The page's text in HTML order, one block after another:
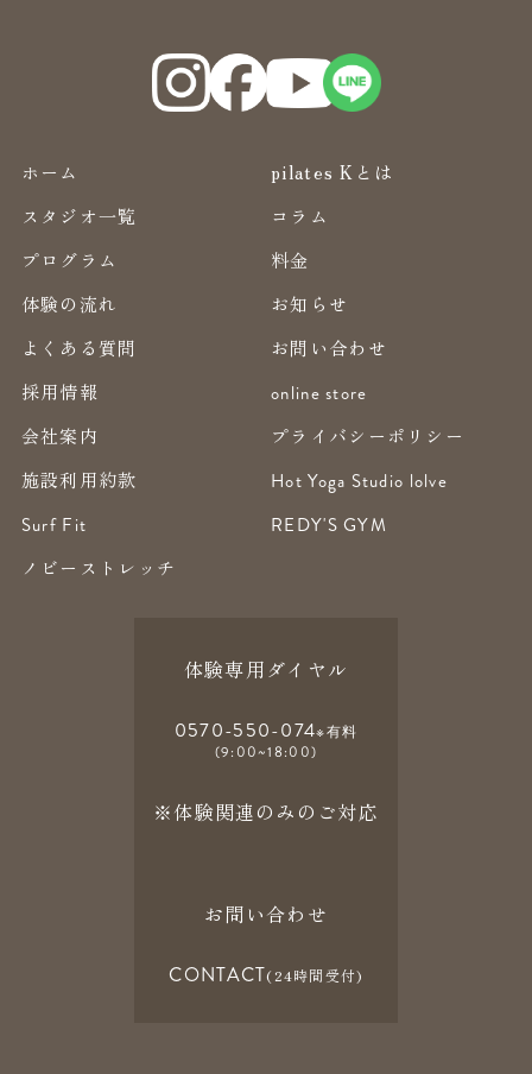
ホーム
pilates Kとは
スタジオ一覧
コラム
プログラム
料金
体験の流れ
お知らせ
よくある質問
お問い合わせ
採用情報
online store
会社案内
プライバシーポリシー
施設利用約款
Hot Yoga Studio lolve
Surf Fit
REDY'S GYM
ノビーストレッチ
体験専用ダイヤル
0570-550-074※有料
(9:00~18:00)
※体験関連のみのご対応
お問い合わせ
CONTACT(24時間受付)